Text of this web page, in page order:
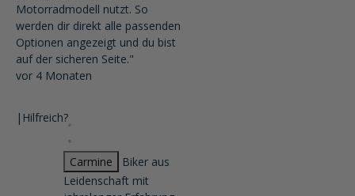
Motorradmodell nutzt. So
werden dir direkt alle passenden
Optionen angezeigt und du bist
auf der sicheren Seite."
vor 4 Monaten
| Hilfreich?
Carmine
Biker aus
Leidenschaft mit